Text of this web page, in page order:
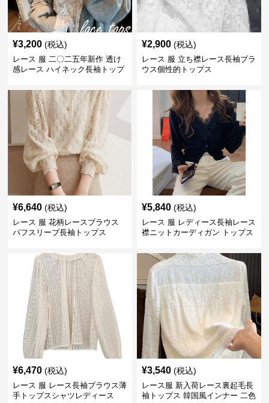
¥3,200 (税込)
レース 服 二〇二五年新作 透け
感レース ハイネック長袖トップ
¥2,900 (税込)
レース 服 立ち襟レース長袖ブラ
ウス個性的トップス
¥6,640 (税込)
レース 服 花柄レースブラウス
パフスリーブ長袖トップス
¥5,840 (税込)
レース 服 レディース長袖レース
襟ニットカーディガン トップス
¥6,470 (税込)
レース 服 レース長袖ブラウス薄
手トップスシャツレディース
¥3,540 (税込)
レース服 新入荷レース裏起毛長
袖トップス 韓国風インナー 二色